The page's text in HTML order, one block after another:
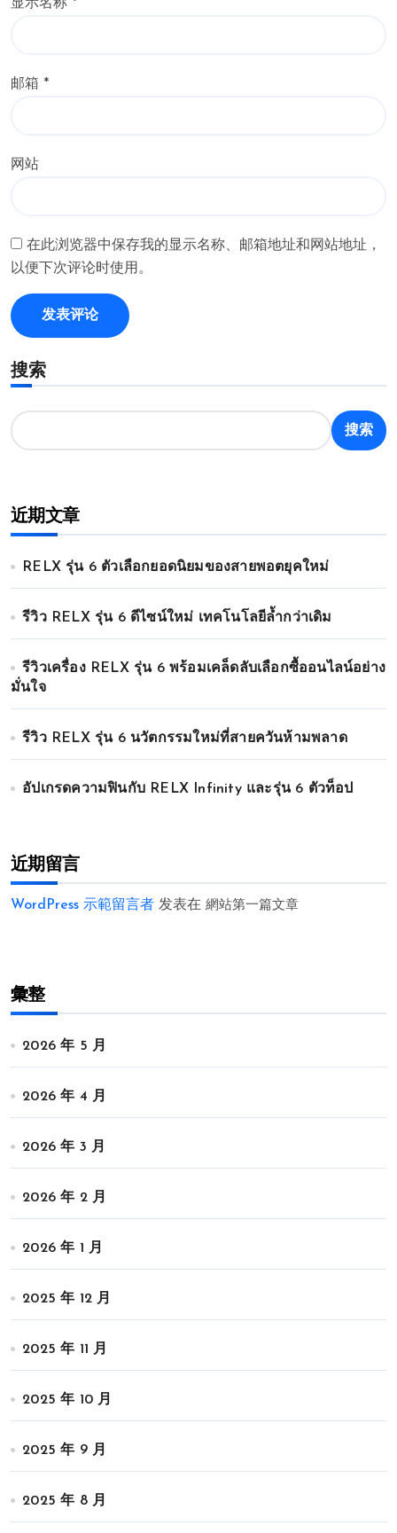
显示名称 *
邮箱 *
网站
在此浏览器中保存我的显示名称、邮箱地址和网站地址，
以便下次评论时使用。
搜索
搜索
近期文章
RELX รุ่น 6 ตัวเลือกยอดนิยมของสายพอตยุคใหม่
รีวิว RELX รุ่น 6 ดีไซน์ใหม่ เทคโนโลยีล้ำกว่าเดิม
รีวิวเครื่อง RELX รุ่น 6 พร้อมเคล็ดลับเลือกซื้ออนไลน์อย่าง
มั่นใจ
รีวิว RELX รุ่น 6 นวัตกรรมใหม่ที่สายควันห้ามพลาด
อัปเกรดความฟินกับ RELX Infinity และรุ่น 6 ตัวท็อป
近期留言
WordPress 示範留言者 发表在 網站第一篇文章
彙整
2026 年 5 月
2026 年 4 月
2026 年 3 月
2026 年 2 月
2026 年 1 月
2025 年 12 月
2025 年 11 月
2025 年 10 月
2025 年 9 月
2025 年 8 月